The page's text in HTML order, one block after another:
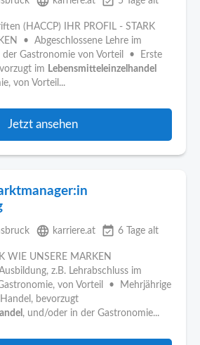
(HACCP) IHR PROFIL - STARK
• Abgeschlossene Lehre im
der Gastronomie von Vorteil • Erste
im Lebensmitteleinzelhandel
von Vorteil...
Jetzt ansehen
language karriere.at event_available 6 Tage alt
WIE UNSERE MARKEN
z.B. Lehrabschluss im
von Vorteil • Mehrjährige
bevorzugt
, und/oder in der Gastronomie...